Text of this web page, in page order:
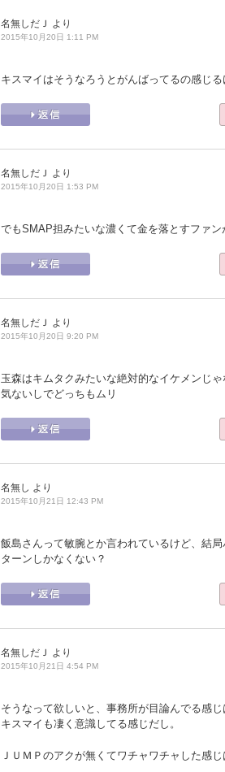
名無しだＪ より
2015年10月20日 1:11 PM
キスマイはそうなろうとがんばってるの感じ
名無しだＪ より
2015年10月20日 1:53 PM
でもSMAP担みたいな濃くて金を落とすファ
名無しだＪ より
2015年10月20日 9:20 PM
玉森はキムタクみたいな絶対的なイケメンじ
気ないしでどっちもムリ
名無し より
2015年10月21日 12:43 PM
飯島さんって敏腕とか言われているけど、結
ターンしかなくない？
名無しだＪ より
2015年10月21日 4:54 PM
そうなって欲しいと、事務所が目論んでる感じ
キスマイも凄く意識してる感じだし。
ＪＵＭＰのアクが無くてワチャワチャした感